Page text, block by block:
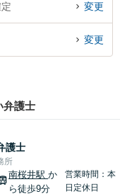
変更
変更
弁護士
護士
所
南桜井駅か
ら徒歩9分
営業時間：本
日定休日